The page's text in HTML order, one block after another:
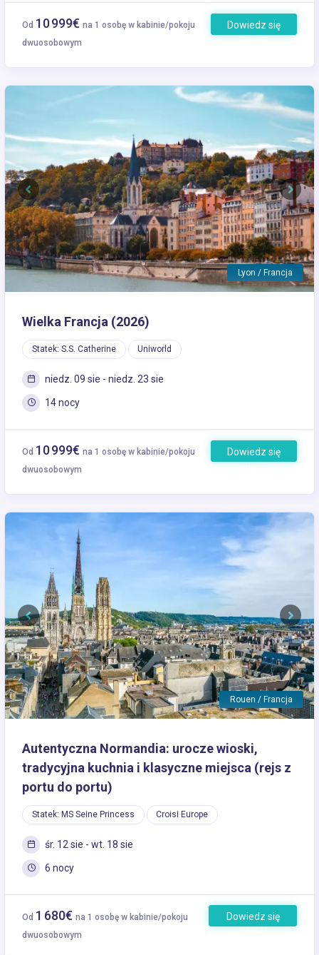
Od 10 999€ na 1 osobę w kabinie/pokoju
dwuosobowym
Dowiedz się
więcej
Lyon / Francja
Previous Next
Wielka Francja (2026)
Statek: S.S. Catherine Uniworld
niedz. 09 sie - niedz. 23 sie
14 nocy
Od 10 999€ na 1 osobę w kabinie/pokoju
dwuosobowym
Dowiedz się
więcej
Rouen / Francja
Previous Next
Autentyczna Normandia: urocze wioski,
tradycyjna kuchnia i klasyczne miejsca (rejs z
portu do portu)
Statek: MS Seine Princess Croisi Europe
śr. 12 sie - wt. 18 sie
6 nocy
Od 1 680€ na 1 osobę w kabinie/pokoju
dwuosobowym
Dowiedz się
więcej